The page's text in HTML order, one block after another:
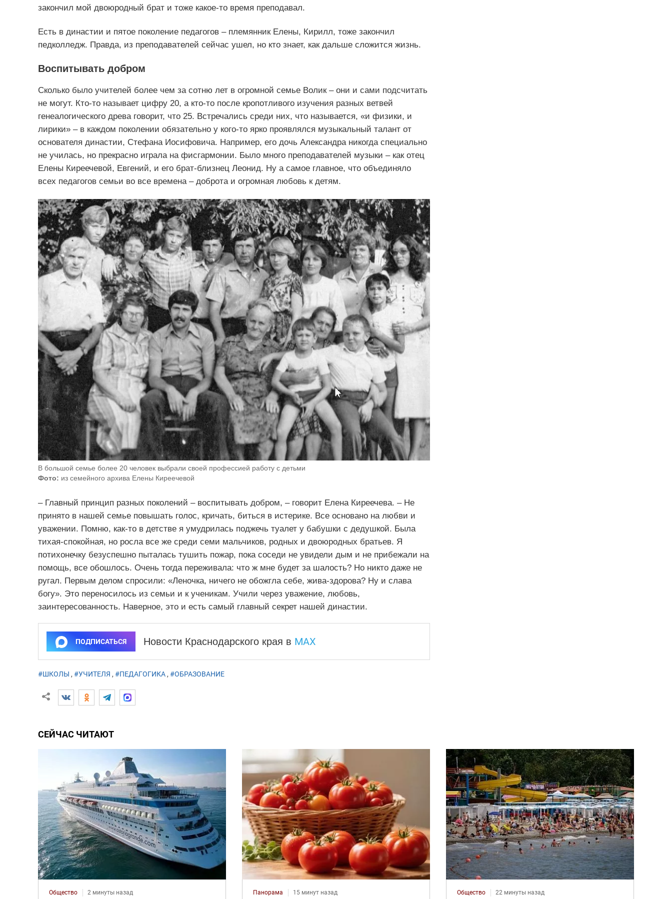
закончил мой двоюродный брат и тоже какое-то время преподавал.
Есть в династии и пятое поколение педагогов – племянник Елены, Кирилл, тоже закончил
педколледж. Правда, из преподавателей сейчас ушел, но кто знает, как дальше сложится жизнь.
Воспитывать добром
Сколько было учителей более чем за сотню лет в огромной семье Волик – они и сами подсчитать
не могут. Кто-то называет цифру 20, а кто-то после кропотливого изучения разных ветвей
генеалогического древа говорит, что 25. Встречались среди них, что называется, «и физики, и
лирики» – в каждом поколении обязательно у кого-то ярко проявлялся музыкальный талант от
основателя династии, Стефана Иосифовича. Например, его дочь Александра никогда специально
не училась, но прекрасно играла на фисгармонии. Было много преподавателей музыки – как отец
Елены Киреечевой, Евгений, и его брат-близнец Леонид. Ну а самое главное, что объединяло
всех педагогов семьи во все времена – доброта и огромная любовь к детям.
В большой семье более 20 человек выбрали своей профессией paбoтy с детьми
Фото: из семейного архива Елены Киреечевой
– Главный принцип разных поколений – воспитывать добром, – говорит Елена Киреечева. – Не
принято в нашей семье повышать голос, кричать, биться в истерике. Все основано на любви и
уважении. Помню, как-то в детстве я умудрилась поджечь туалет у бабушки с дедушкой. Была
тихая-спокойная, но росла все же среди семи мальчиков, родных и двоюродных братьев. Я
потихонечку безуспешно пыталась тушить пожар, пока соседи не увидели дым и не прибежали на
помощь, все обошлось. Очень тогда переживала: что ж мне будет за шалость? Но никто даже не
ругал. Первым делом спросили: «Леночка, ничего не обожгла себе, жива-здорова? Ну и слава
богу». Это переносилось из семьи и к ученикам. Учили через уважение, любовь,
заинтересованность. Наверное, это и есть самый главный секрет нашей династии.
ПОДПИСАТЬСЯ Новости Краснодарского края в MAX
#ШКОЛЫ , #УЧИТЕЛЯ , #ПЕДАГОГИКА, #ОБРАЗОВАНИЕ
СЕЙЧАС ЧИТАЮТ
Общество 2 минуты назад Панорама 15 минут назад Общество 22 минуты назад